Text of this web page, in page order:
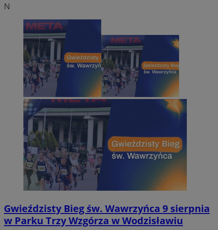
N
Gwieździsty Bieg św. Wawrzyńca 9 sierpnia
w Parku Trzy Wzgórza w Wodzisławiu